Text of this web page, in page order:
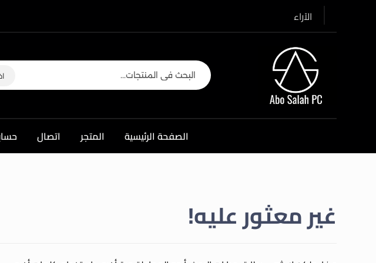
الآراء
الصفحة الرئيسية المتجر اتصال
غير معثور عليه!